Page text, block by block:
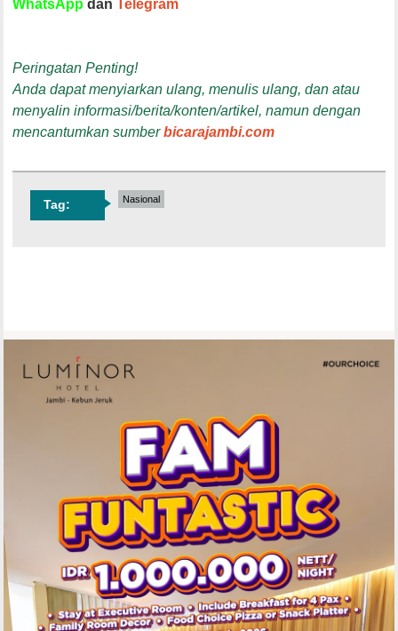
WhatsApp dan Telegram
Peringatan Penting!
Anda dapat menyiarkan ulang, menulis ulang, dan atau
menyalin informasi/berita/konten/artikel, namun dengan
mencantumkan sumberbicarajambi.com
Tag: Nasional